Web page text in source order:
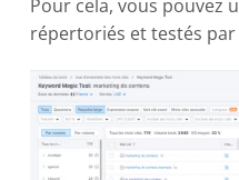
Pour cela, vous pouvez
répertoriés et testés